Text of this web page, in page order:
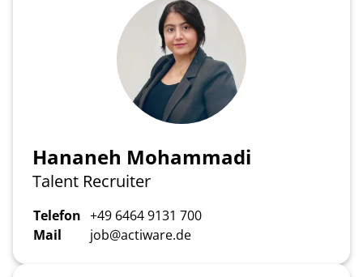
Hananeh Mohammadi
Talent Recruiter
Telefon +49 6464 9131 700
Mail
job@actiware.de